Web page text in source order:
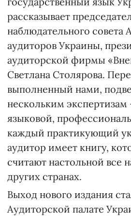
рассказывает
наблюдательного совета
аудиторов Украины,
аудиторской фирмы
Светлана Столярова.
выполненный нами,
нескольким
языковой,
каждый практикующий
аудитор имеет книгу,
считают настольной все
других странах.
Выход нового издания
Аудиторской палате